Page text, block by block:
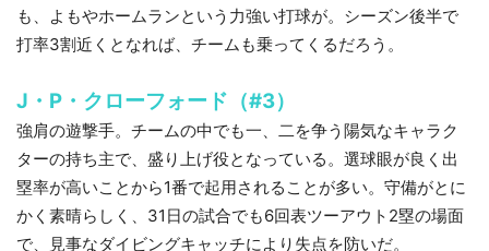
も、よもやホームランという力強い打球が。シーズン後半で
打率3割近くとなれば、チームも乗ってくるだろう。
J・P・クローフォード（#3）
強肩の遊撃手。チームの中でも一、二を争う陽気なキャラク
ターの持ち主で、盛り上げ役となっている。選球眼が良く出
塁率が高いことから1番で起用されることが多い。守備がとに
かく素晴らしく、31日の試合でも6回表ツーアウト2塁の場面
で、見事なダイビングキャッチにより失点を防いだ。